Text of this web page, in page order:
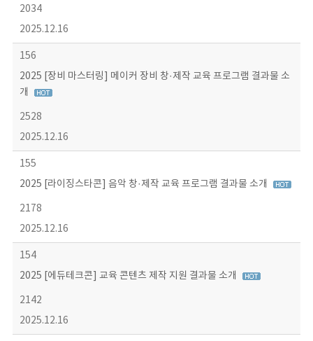
2034
2025.12.16
156
2025 [장비 마스터링] 메이커 장비 창·제작 교육 프로그램 결과물 소
개
2528
2025.12.16
155
2025 [라이징스타콘] 음악 창·제작 교육 프로그램 결과물 소개
2178
2025.12.16
154
2025 [에듀테크콘] 교육 콘텐츠 제작 지원 결과물 소개
2142
2025.12.16